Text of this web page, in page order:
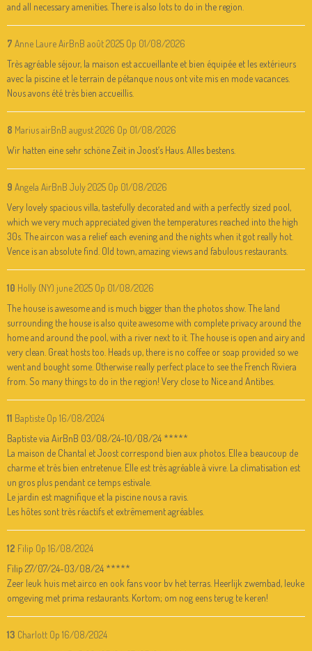
and all necessary amenities. There is also lots to do in the region.
7 Anne Laure AirBnB août 2025 Op 01/08/2026
Très agréable séjour, la maison est accueillante et bien équipée et les extérieurs
avec la piscine et le terrain de pétanque nous ont vite mis en mode vacances.
Nous avons été très bien accueillis.
8 Marius airBnB august 2026 Op 01/08/2026
Wir hatten eine sehr schöne Zeit in Joost‘s Haus. Alles bestens.
9 Angela AirBnB July 2025 Op 01/08/2026
Very lovely spacious villa, tastefully decorated and with a perfectly sized pool,
which we very much appreciated given the temperatures reached into the high
30s. The aircon was a relief each evening and the nights when it got really hot.
Vence is an absolute find. Old town, amazing views and fabulous restaurants.
10 Holly (NY) june 2025 Op 01/08/2026
The house is awesome and is much bigger than the photos show. The land
surrounding the house is also quite awesome with complete privacy around the
home and around the pool, with a river next to it. The house is open and airy and
very clean. Great hosts too. Heads up, there is no coffee or soap provided so we
went and bought some. Otherwise really perfect place to see the French Riviera
from. So many things to do in the region! Very close to Nice and Antibes.
11 Baptiste Op 16/08/2024
Baptiste via AirBnB 03/08/24-10/08/24 *****
La maison de Chantal et Joost correspond bien aux photos. Elle a beaucoup de
charme et très bien entretenue. Elle est très agréable à vivre. La climatisation est
un gros plus pendant ce temps estivale.
Le jardin est magnifique et la piscine nous a ravis.
Les hôtes sont très réactifs et extrêmement agréables.
12 Filip Op 16/08/2024
Filip 27/07/24-03/08/24 *****
Zeer leuk huis met airco en ook fans voor bv het terras. Heerlijk zwembad, leuke
omgeving met prima restaurants. Kortom; om nog eens terug te keren!
13 Charlott Op 16/08/2024